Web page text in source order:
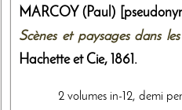
MARCOY (Paul)
Scènes et paysages dans
Hachette et Cie, 1861 .
2 volumes in-12, demi